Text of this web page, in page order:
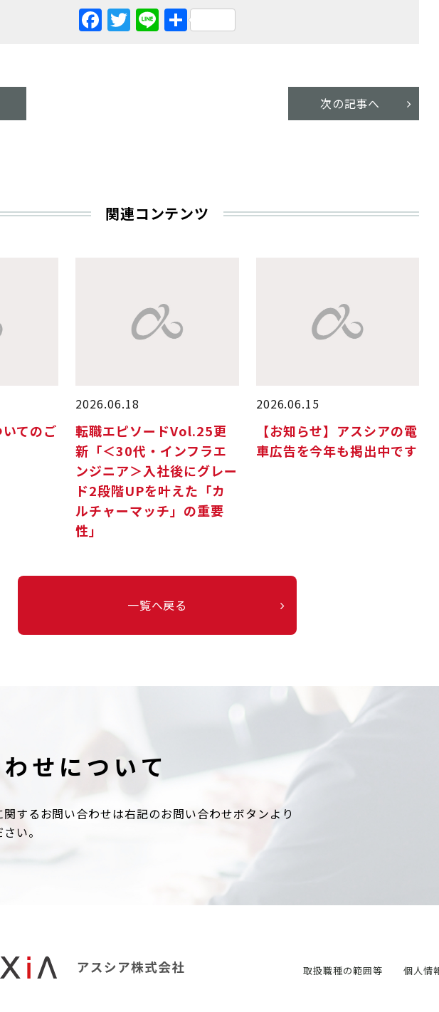
Facebook
Twitter
Line
共
有
次の記事へ
関連コンテンツ
てのご
2026.06.18
転職エピソードVol.25更
新「＜30代・インフラエ
ンジニア＞入社後にグレー
ド2段階UPを叶えた「カ
ルチャーマッチ」の重要
性」
2026.06.15
【お知らせ】アスシアの電
車広告を今年も掲出中です
一覧へ戻る
せについて
するお問い合わせは右記のお問い合わせボタンより
い。
取扱職種の範囲等 個人情